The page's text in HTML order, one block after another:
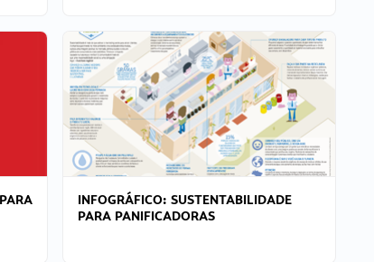
INFOGRÁFICO: SUSTENTABILIDADE
PARA PANIFICADORAS